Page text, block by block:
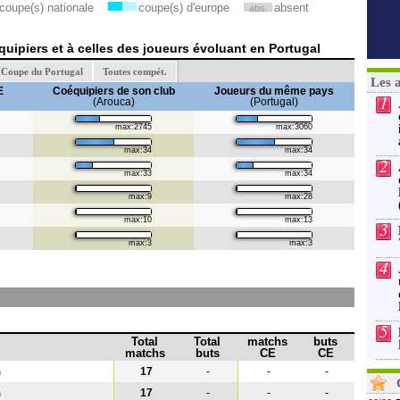
coupe(s) nationale coupe(s) d'europe abs. absent
et à celles des joueurs évoluant en Portugal
Coupe du Portugal Toutes compét.
Coéquipiers de son club
(Arouca)
Joueurs du même pays
(Portugal)
max:2745 max:3060
max:34 max:34
max:33 max:34
max:9 max:28
max:10 max:13
max:3 max:3
Total
matchs
Total
buts
matchs
CE
buts
CE
17 - -
-
17 - -
-
Les
1
2
3
4
5